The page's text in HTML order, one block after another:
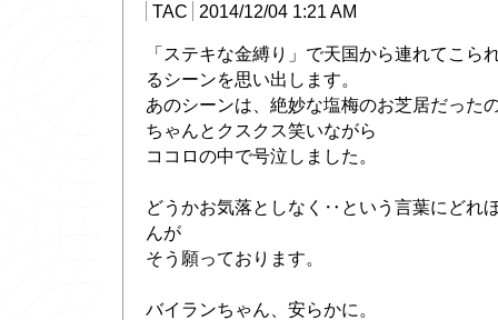
TAC
2014/12/04 1:21 AM
「ステキな金縛り」で天国から連れてこら
るシーンを思い出します。
あのシーンは、絶妙な塩梅のお芝居だった
ちゃんとクスクス笑いながら
ココロの中で号泣しました。
どうかお気落としなく‥という言葉にどれ
んが
そう願っております。
バイランちゃん、安らかに。